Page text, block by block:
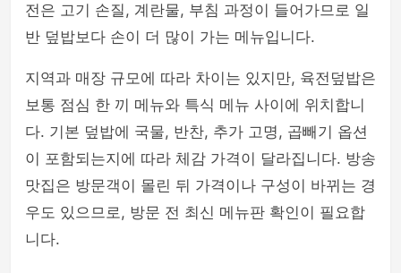
전은 고기 손질, 계란물, 부침 과정이 들어가므로 일
반 덮밥보다 손이 더 많이 가는 메뉴입니다.
지역과 매장 규모에 따라 차이는 있지만, 육전덮밥은
보통 점심 한 끼 메뉴와 특식 메뉴 사이에 위치합니
다. 기본 덮밥에 국물, 반찬, 추가 고명, 곱빼기 옵션
이 포함되는지에 따라 체감 가격이 달라집니다. 방송
맛집은 방문객이 몰린 뒤 가격이나 구성이 바뀌는 경
우도 있으므로, 방문 전 최신 메뉴판 확인이 필요합
니다.